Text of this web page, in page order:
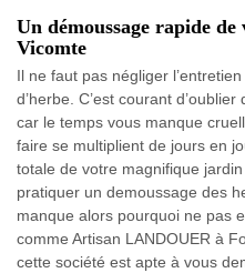
Un démoussage rapide
Vicomte
Il ne faut pas négliger
d’herbe. C’est courant
car le temps vous manque
faire se multiplient de jours en
totale de votre magnifique
pratiquer un demoussage des
manque alors pourquoi ne pas
comme Artisan LANDOUER à
cette société est apte à vous